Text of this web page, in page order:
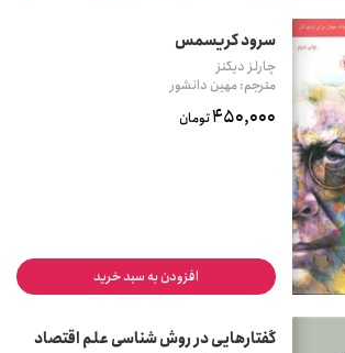
سرود کریسمس
چارلز دیکنز
مترجم: مهین دانشور
450,000تومان
افزودن به سبد خرید
گفتارهایی در روش شناسی علم اقتصاد